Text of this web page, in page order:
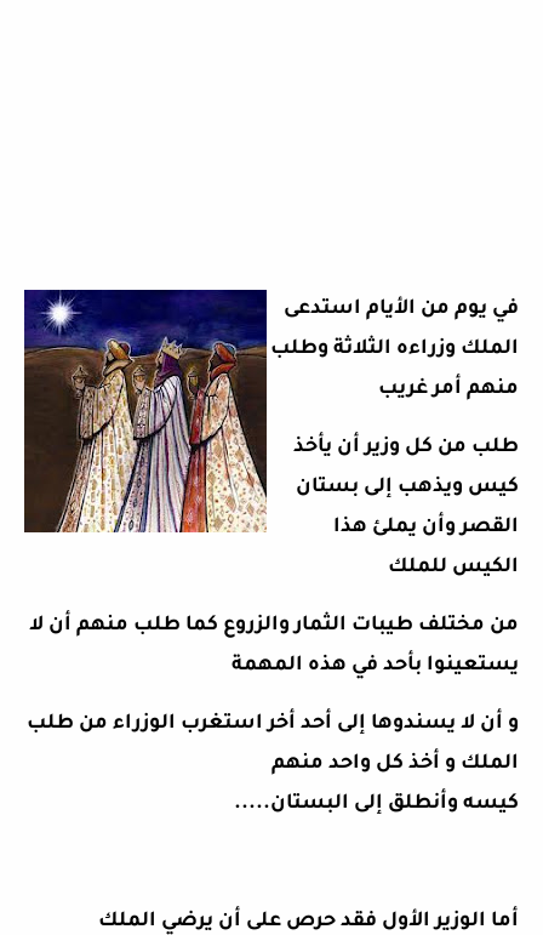
في يوم من الأيام استدعى
الملك وزراءه الثلاثة وطلب
منهم أمر غريب
طلب من كل وزير أن يأخذ
كيس ويذهب إلى بستان
القصر وأن يملئ هذا
الكيس للملك
من مختلف طيبات الثمار والزروع كما طلب منهم أن لا
يستعينوا بأحد في هذه المهمة
و أن لا يسندوها إلى أحد أخر استغرب الوزراء من طلب
الملك و أخذ كل واحد منهم
كيسه وأنطلق إلى البستان.....
أما الوزير الأول فقد حرص على أن يرضي الملك